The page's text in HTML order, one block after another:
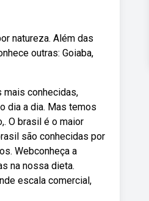
natureza. Além das
outras: Goiaba,
conhecidas,
dia a dia. Mas temos
O brasil é o maior
são conhecidas por
Webconheça a
na nossa dieta.
escala comercial,